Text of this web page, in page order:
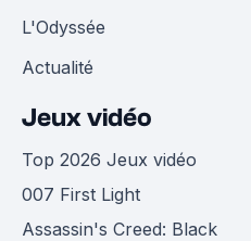
L'Odyssée
Actualité
Jeux vidéo
Top 2026 Jeux vidéo
007 First Light
Assassin's Creed: Black